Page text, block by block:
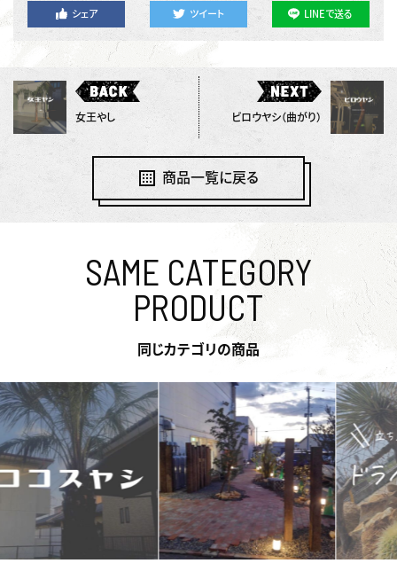
シェア ツイート LINEで送る
女王やし ビロウヤシ（曲がり）
商品一覧に戻る
SAME CATEGORY
PRODUCT
同じカテゴリの商品